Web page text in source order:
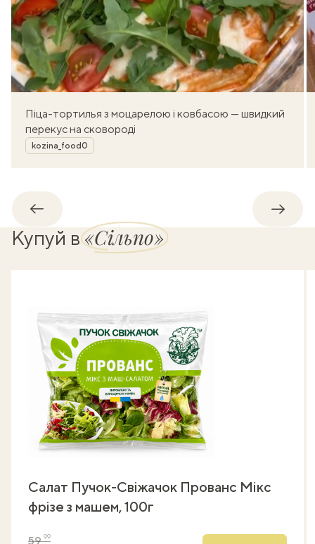
Піца-тортилья з моцарелою і ковбасою — швидкий
перекус на сковороді
Автор
kozina_food0
Назад
Купуй в«Сільпо»
Салат Пучок-Свіжачок Прованс Мікс
фрізе з машем, 100г
5999